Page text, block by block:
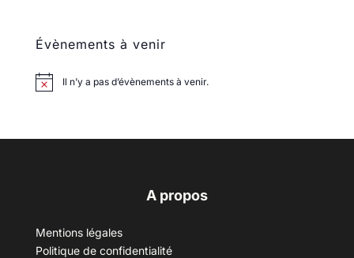
Évènements à venir
Il n’y a pas d’évènements à venir.
A propos
Mentions légales
Politique de confidentialité